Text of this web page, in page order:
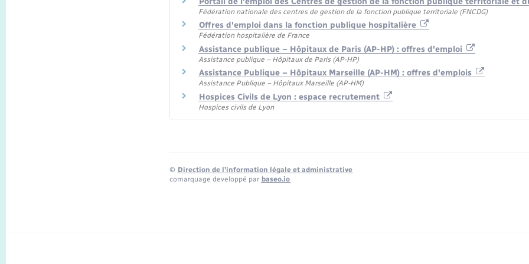
Fédération nationale des centres de gestion de la fonction publique territoriale (FNCDG)
Offres d'emploi dans la fonction publique hospitalière
Fédération hospitalière de France
Assistance publique – Hôpitaux de Paris (AP-HP) : offres d'emploi
Assistance publique – Hôpitaux de Paris (AP-HP)
Assistance Publique – Hôpitaux Marseille (AP-HM) : offres d'emplois
Assistance Publique – Hôpitaux Marseille (AP-HM)
Hospices Civils de Lyon : espace recrutement
Hospices civils de Lyon
© Direction de l’information légale et administrative
comarquage developpé par baseo.io